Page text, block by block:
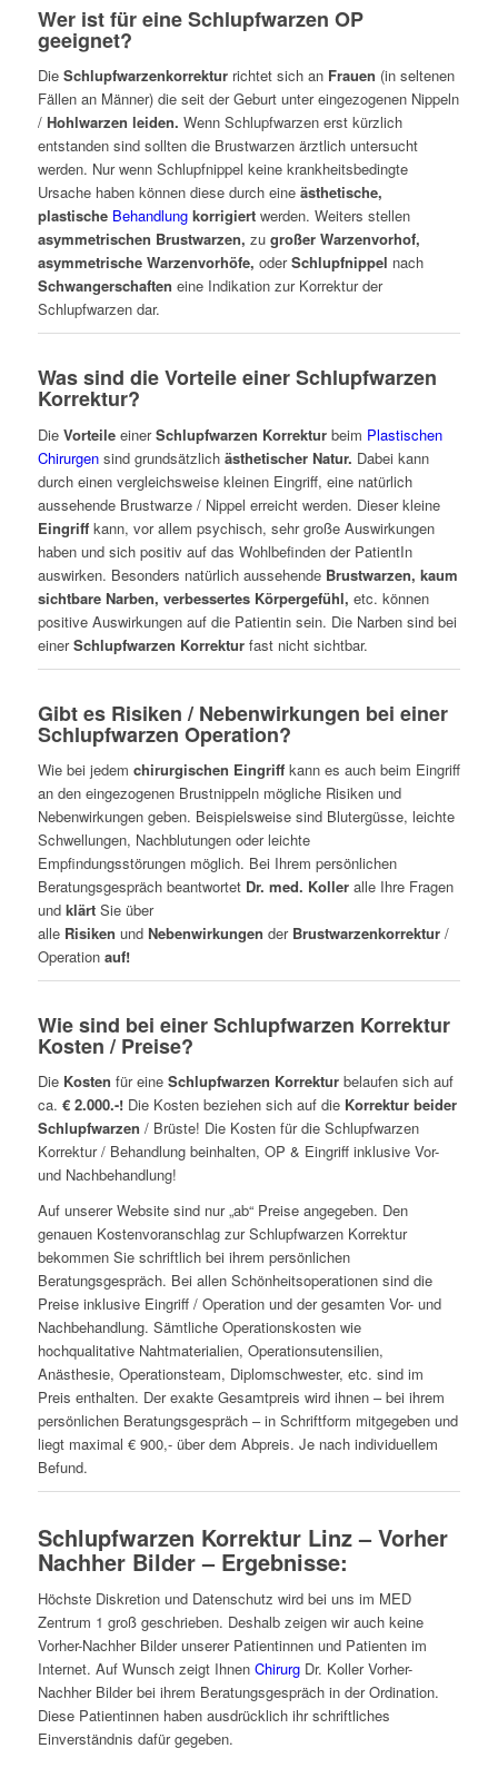
Wer ist für eine Schlupfwarzen OP
geeignet?
Die Schlupfwarzenkorrekturrichtet sich an Frauen (in seltenen
Fällen an Männer) die seit der Geburt unter eingezogenen Nippeln
/ Hohlwarzen leiden. Wenn Schlupfwarzen erst kürzlich
entstanden sind sollten die Brustwarzen ärztlich untersucht
werden. Nur wenn Schlupfnippel keine krankheitsbedingte
Ursache haben können diese durch eine ästhetische,
plastische Behandlung korrigiertwerden. Weiters stellen
asymmetrischen Brustwarzen, zu großer Warzenvorhof,
asymmetrische Warzenvorhöfe, oderSchlupfnippel nach
Schwangerschaften eine Indikation zur Korrektur der
Schlupfwarzen dar.
Was sind die Vorteile einer Schlupfwarzen
Korrektur?
Die VorteileeinerSchlupfwarzen Korrektur beim Plastischen
Chirurgensind grundsätzlich ästhetischer Natur. Dabei kann
durch einen vergleichsweise kleinen Eingriff, eine natürlich
aussehende Brustwarze / Nippel erreicht werden. Dieser kleine
Eingriffkann, vor allem psychisch, sehr große Auswirkungen
haben und sich positiv auf das Wohlbefinden der PatientIn
auswirken. Besonders natürlich aussehende Brustwarzen, kaum
sichtbare Narben, verbessertes Körpergefühl, etc. können
positive Auswirkungen auf die Patientin sein. Die Narben sind bei
einerSchlupfwarzen Korrekturfast nicht sichtbar.
Gibt es Risiken / Nebenwirkungen bei einer
Schlupfwarzen Operation?
Wie bei jedem chirurgischen Eingriffkann es auch beim Eingriff
an den eingezogenen Brustnippeln mögliche Risiken und
Nebenwirkungen geben. Beispielsweise sind Blutergüsse, leichte
Schwellungen, Nachblutungen oder leichte
Empfindungsstörungen möglich. Bei Ihrem persönlichen
Beratungsgespräch beantwortet Dr. med. Kolleralle Ihre Fragen
und klärtSie über
alle Risiken und Nebenwirkungen der Brustwarzenkorrektur/
Operation auf!
Wie sind bei einer Schlupfwarzen Korrektur
Kosten / Preise?
Die Kosten für eine Schlupfwarzen Korrekturbelaufen sich auf
ca. € 2.000.-!Die Kosten beziehen sich auf die Korrektur beider
Schlupfwarzen / Brüste! Die Kosten für die Schlupfwarzen
Korrektur / Behandlung beinhalten, OP & Eingriff inklusive Vor-
und Nachbehandlung!
Auf unserer Website sind nur „ab“ Preise angegeben. Den
genauen Kostenvoranschlag zur Schlupfwarzen Korrektur
bekommen Sie schriftlich bei ihrem persönlichen
Beratungsgespräch. Bei allen Schönheitsoperationen sind die
Preise inklusive Eingriff / Operation und der gesamten Vor- und
Nachbehandlung. Sämtliche Operationskosten wie
hochqualitative Nahtmaterialien, Operationsutensilien,
Anästhesie, Operationsteam, Diplomschwester, etc. sind im
Preis enthalten. Der exakte Gesamtpreis wird ihnen – bei ihrem
persönlichen Beratungsgespräch – in Schriftform mitgegeben und
liegt maximal € 900,- über dem Abpreis. Je nach individuellem
Befund.
Schlupfwarzen Korrektur Linz – Vorher
Nachher Bilder – Ergebnisse:
Höchste Diskretion und Datenschutz wird bei uns im MED
Zentrum 1 groß geschrieben. Deshalb zeigen wir auch keine
Vorher-Nachher Bilder unserer Patientinnen und Patienten im
Internet. Auf Wunsch zeigt Ihnen ChirurgDr. Koller Vorher-
Nachher Bilder bei ihrem Beratungsgespräch in der Ordination.
Diese Patientinnen haben ausdrücklich ihr schriftliches
Einverständnis dafür gegeben.